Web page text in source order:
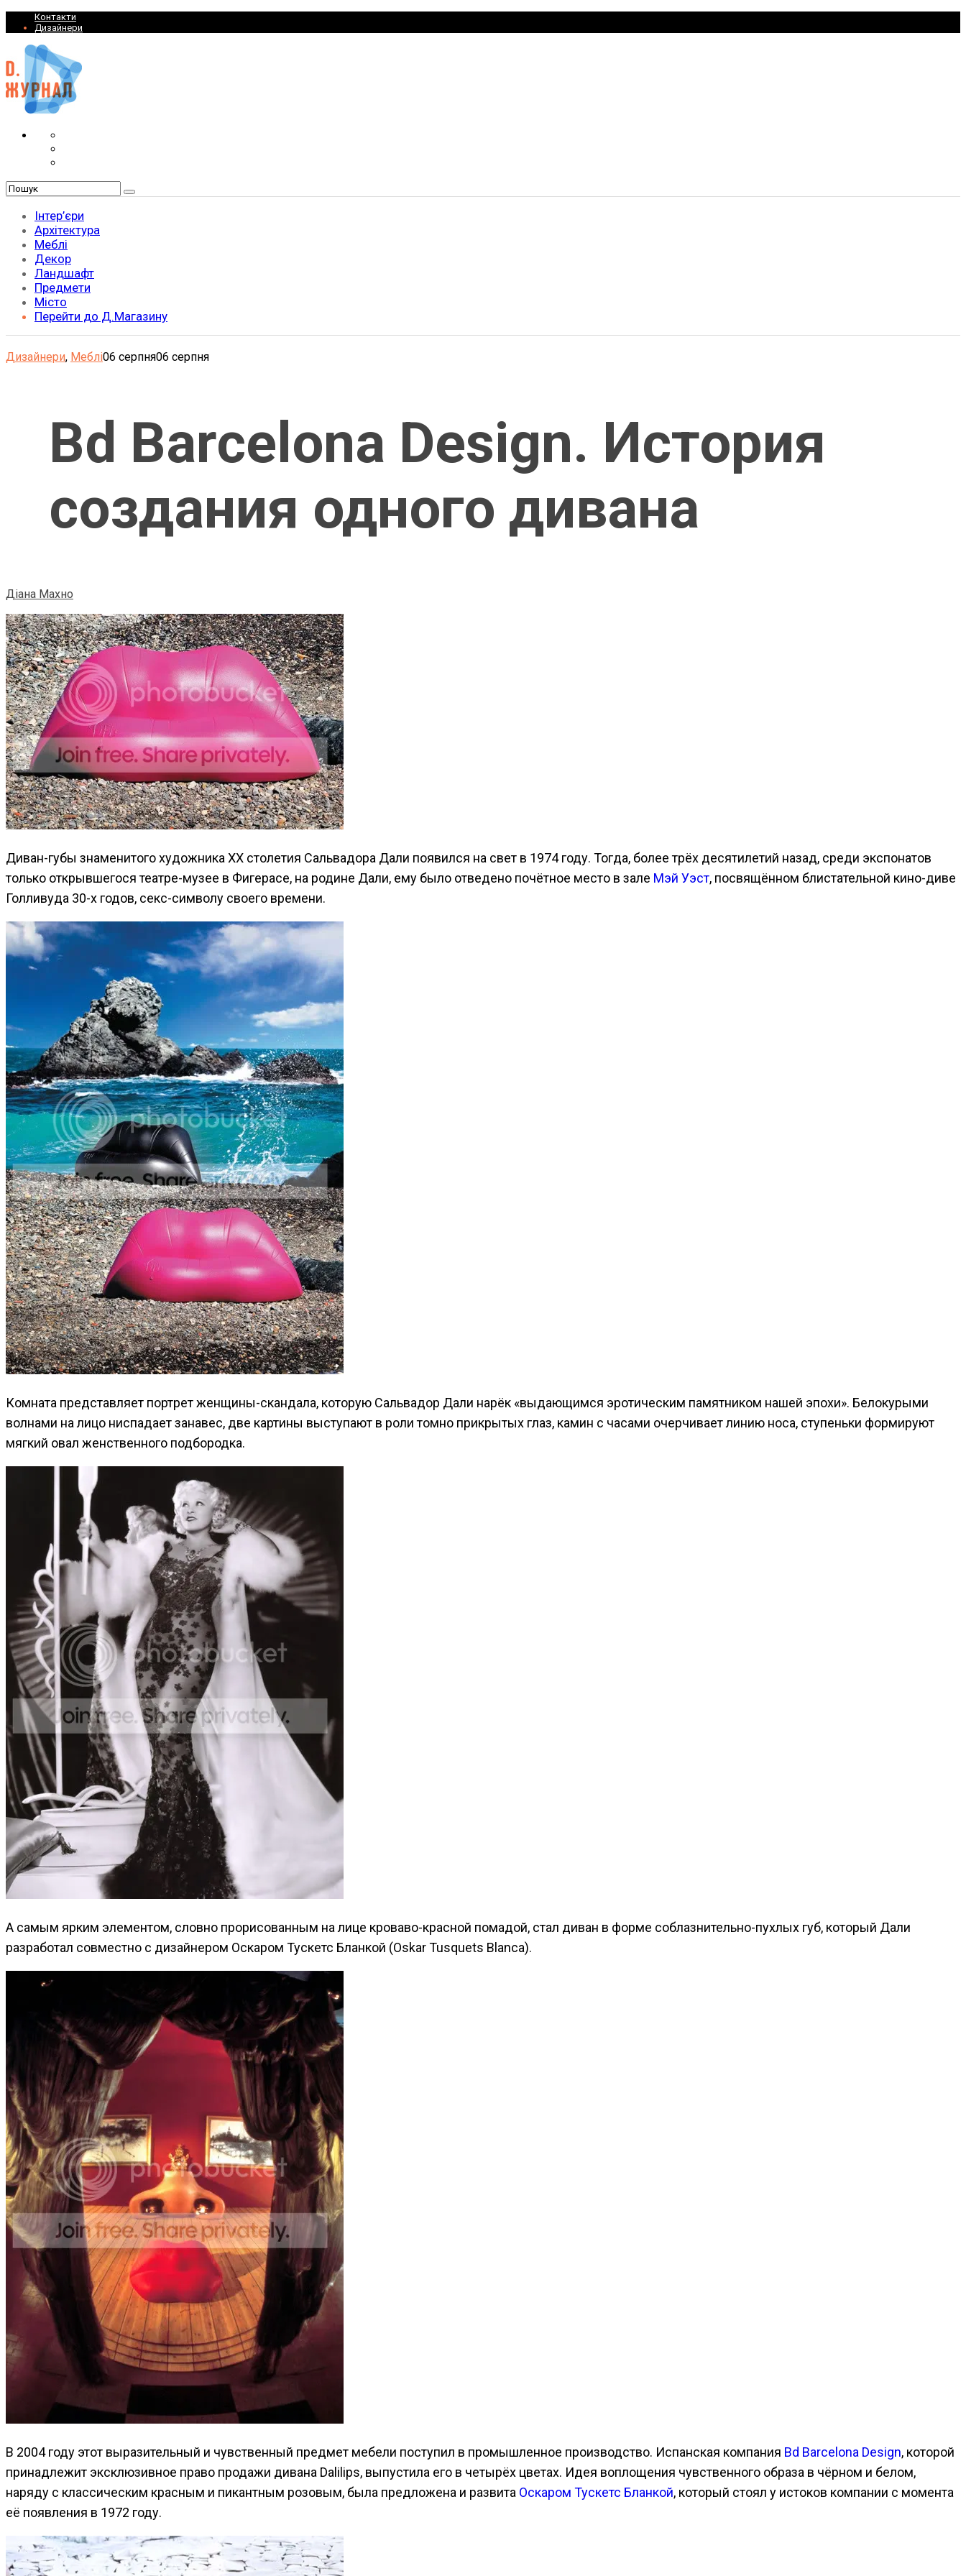
Контакти
Дизайнери
Інтер’єри
Архітектура
Меблі
Декор
Ландшафт
Предмети
Місто
Перейти до Д.Магазину
Дизайнери, Меблі06 серпня06 серпня
Bd Barcelona Design. История
создания одного дивана
Діана Махно
Диван-губы знаменитого художника ХХ столетия Сальвадора Дали появился на свет в 1974 году. Тогда, более трёх десятилетий назад, среди экспонатов
только открывшегося театре-музее в Фигерасе, на родине Дали, ему было отведено почётное место в зале Мэй Уэст, посвящённом блистательной кино-диве
Голливуда 30-х годов, секс-символу своего времени.
Комната представляет портрет женщины-скандала, которую Сальвадор Дали нарёк «выдающимся эротическим памятником нашей эпохи». Белокурыми
волнами на лицо ниспадает занавес, две картины выступают в роли томно прикрытых глаз, камин с часами очерчивает линию носа, ступеньки формируют
мягкий овал женственного подбородка.
А самым ярким элементом, словно прорисованным на лице кроваво-красной помадой, стал диван в форме соблазнительно-пухлых губ, который Дали
разработал совместно с дизайнером Оскаром Тускетс Бланкой (Oskar Tusquets Blanca).
В 2004 году этот выразительный и чувственный предмет мебели поступил в промышленное производство. Испанская компания Bd Barcelona Design, которой
принадлежит эксклюзивное право продажи дивана Dalilips, выпустила его в четырёх цветах. Идея воплощения чувственного образа в чёрном и белом,
наряду с классическим красным и пикантным розовым, была предложена и развита Оскаром Тускетс Бланкой, который стоял у истоков компании с момента
её появления в 1972 году.